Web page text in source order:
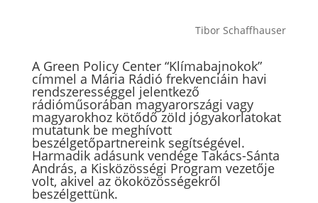
Tibor Schaffhauser
A Green Policy Center “Klímabajnokok”
címmel a Mária Rádió frekvenciáin havi
rendszerességgel jelentkező
rádióműsorában magyarországi vagy
magyarokhoz kötődő zöld jógyakorlatokat
mutatunk be meghívott
beszélgetőpartnereink segítségével.
Harmadik adásunk vendége Takács-Sánta
András, a Kisközösségi Program vezetője
volt, akivel az ökoközösségekről
beszélgettünk.